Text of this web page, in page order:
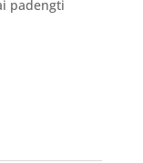
padengti